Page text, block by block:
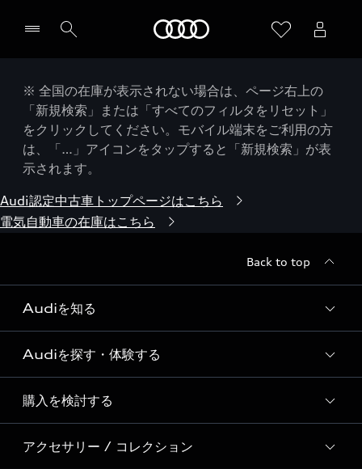
※ 全国の在庫が表示されない場合は、ページ右上の
「新規検索」または「すべてのフィルタをリセット」
をクリックしてください。モバイル端末をご利用の方
は、「…」アイコンをタップすると「新規検索」が表
示されます。
Audi認定中古車トップページはこちら
電気自動車の在庫はこちら
Back to top
Audiを知る
Audi ブランド
Story of Progress
Audi Sport
Formula 1®
Audiを探す・体験する
ディーラー検索
新車在庫検索
購入を検討する
モデル一覧
アクセサリー / コレクション